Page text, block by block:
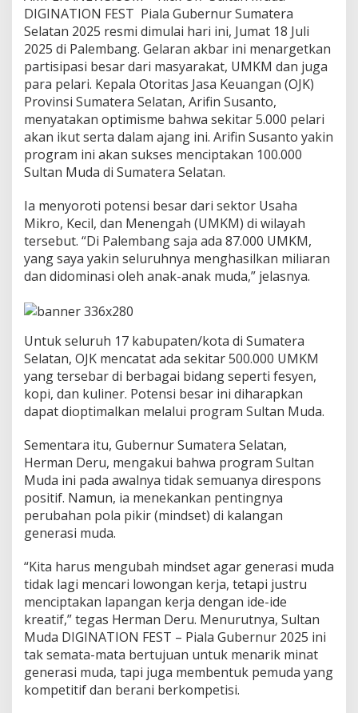
i
S
u
l
a
n
M
u
d
D
G
I
N
A
T
I
E
S
T
2
0
2
DIGINATION FEST Piala Gubernur Sumatera
Selatan 2025 resmi dimulai hari ini, Jumat 18 Juli
2025 di Palembang. Gelaran akbar ini menargetkan
partisipasi besar dari masyarakat, UMKM dan juga
para pelari. Kepala Otoritas Jasa Keuangan (OJK)
Provinsi Sumatera Selatan, Arifin Susanto,
menyatakan optimisme bahwa sekitar 5.000 pelari
akan ikut serta dalam ajang ini. Arifin Susanto yakin
program ini akan sukses menciptakan 100.000
Sultan Muda di Sumatera Selatan.
Ia menyoroti potensi besar dari sektor Usaha
Mikro, Kecil, dan Menengah (UMKM) di wilayah
tersebut. “Di Palembang saja ada 87.000 UMKM,
yang saya yakin seluruhnya menghasilkan miliaran
dan didominasi oleh anak-anak muda,” jelasnya.
Untuk seluruh 17 kabupaten/kota di Sumatera
Selatan, OJK mencatat ada sekitar 500.000 UMKM
yang tersebar di berbagai bidang seperti fesyen,
kopi, dan kuliner. Potensi besar ini diharapkan
dapat dioptimalkan melalui program Sultan Muda.
Sementara itu, Gubernur Sumatera Selatan,
Herman Deru, mengakui bahwa program Sultan
Muda ini pada awalnya tidak semuanya direspons
positif. Namun, ia menekankan pentingnya
perubahan pola pikir (mindset) di kalangan
generasi muda.
“Kita harus mengubah mindset agar generasi muda
tidak lagi mencari lowongan kerja, tetapi justru
menciptakan lapangan kerja dengan ide-ide
kreatif,” tegas Herman Deru. Menurutnya, Sultan
Muda DIGINATION FEST – Piala Gubernur 2025 ini
tak semata-mata bertujuan untuk menarik minat
generasi muda, tapi juga membentuk pemuda yang
kompetitif dan berani berkompetisi.